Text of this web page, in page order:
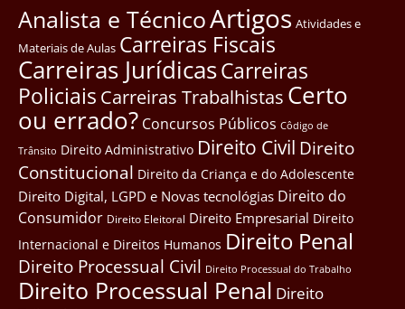
Analista e TécnicoArtigos Atividades e
Materiais de Aulas Carreiras Fiscais
Carreiras JurídicasCarreiras
Policiais Carreiras Trabalhistas Certo
ou errado? Concursos Públicos Côdigo de
Trânsito Direito Administrativo Direito Civil Direito
Constitucional Direito da Criança e do Adolescente
Direito Digital, LGPD e Novas tecnológias Direito do
Consumidor Direito Eleitoral Direito Empresarial Direito
Internacional e Direitos Humanos Direito Penal
Direito Processual Civil Direito Processual do Trabalho
Direito Processual Penal Direito